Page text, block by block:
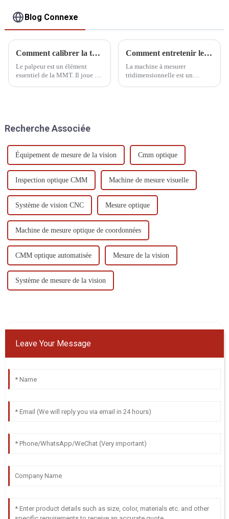
Blog Connexe
Comment calibrer la tête de sonde CMM
Le palpeur est un élément
essentiel de la MMT. Il joue un
Comment entretenir le CMM pendant les vacances
La machine à mesurer
tridimensionnelle est un
Recherche Associée
Équipement de mesure de la vision Cmm optique
Inspection optique CMM Machine de mesure visuelle
Système de vision CNC Mesure optique
Machine de mesure optique de coordonnées
CMM optique automatisée Mesure de la vision
Système de mesure de la vision
Leave Your Message